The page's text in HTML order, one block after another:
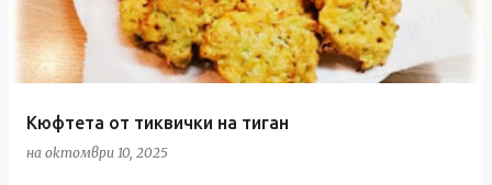
Кюфтета от тиквички на тиган
на октомври 10, 2025